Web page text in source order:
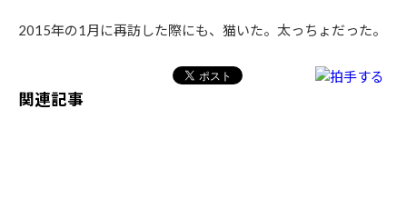
2015年の1月に再訪した際にも、猫いた。太っちょだった。
関連記事